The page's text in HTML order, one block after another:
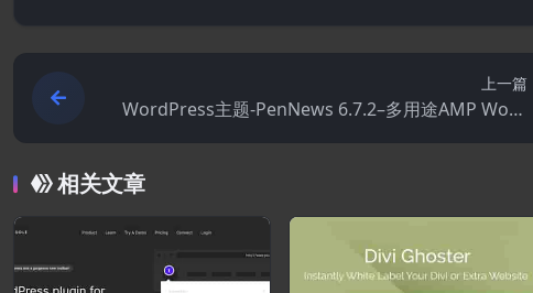
上一篇
WordPress主题-PenNews 6.7.2–多用途AMP Word
Press主题
相关文章